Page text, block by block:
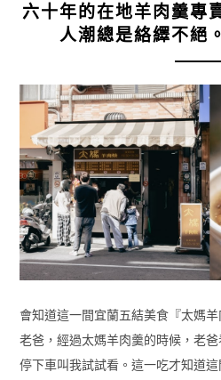
六十年的在地羊肉羹專
人潮總是絡繹不絕
會知道這一間宜蘭五結美食『太媽
老爸，經過太媽羊肉羹的時候，老
停下車叫我試試看。這一吃才知道